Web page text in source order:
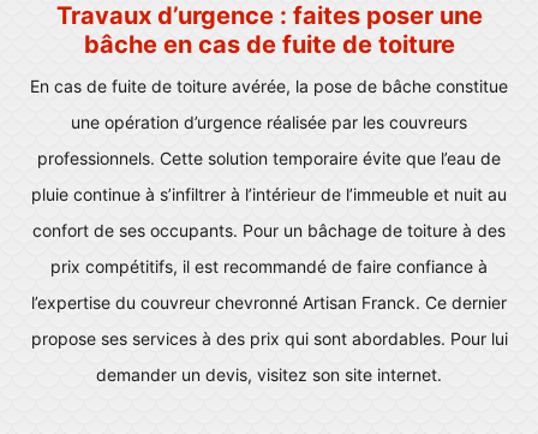
Travaux d’urgence : faites poser une
bâche en cas de fuite de toiture
En cas de fuite de toiture avérée, la pose de bâche constitue
une opération d’urgence réalisée par les couvreurs
professionnels. Cette solution temporaire évite que l’eau de
pluie continue à s’infiltrer à l’intérieur de l’immeuble et nuit au
confort de ses occupants. Pour un bâchage de toiture à des
prix compétitifs, il est recommandé de faire confiance à
l’expertise du couvreur chevronné Artisan Franck. Ce dernier
propose ses services à des prix qui sont abordables. Pour lui
demander un devis, visitez son site internet.